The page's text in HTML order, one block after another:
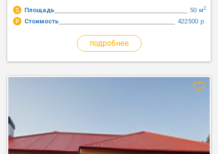
Площадь м2
50
Стоимость
р.
422500
подробнее